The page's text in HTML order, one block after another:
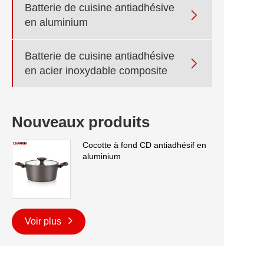
Batterie de cuisine antiadhésive
en aluminium

Batterie de cuisine antiadhésive
en acier inoxydable composite

Nouveaux produits
Cocotte à fond CD antiadhésif en
aluminium
Voir plus